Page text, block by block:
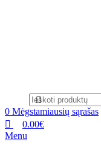
0 Mėgstamiausių sąrašas
0.00€
Menu